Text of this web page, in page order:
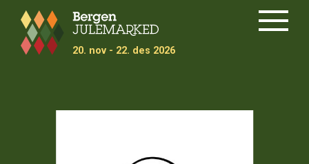
20. nov - 22. des 2026
Meny